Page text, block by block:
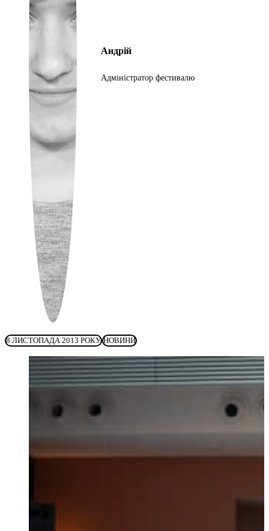
Portuguese
Андрій
Адміністратор фестивалю
8 ЛИСТОПАДА 2013 РОКУ НОВИНИ